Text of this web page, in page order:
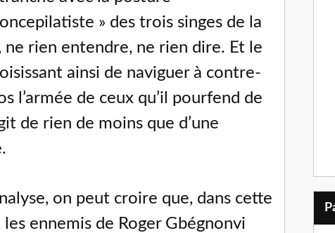
» des trois singes de la
ne rien entendre, ne rien dire. Et le
ainsi de naviguer à contre-
l’armée de ceux qu’il pourfend de
de rien de moins que d’une
on peut croire que, dans cette
ennemis de Roger Gbégnonvi